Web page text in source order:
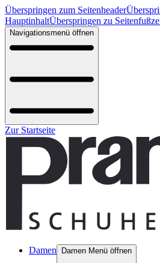
Überspringen zum Seitenheader
HauptinhaltÜberspringen zu
Navigationsmenü öffnen
Zur Startseite
Damen Damen Menü öffnen